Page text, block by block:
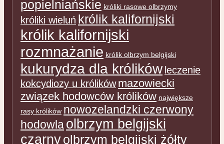
popielniańskie króliki rasowe olbrzymy
króliki wieluń królik kalifornijski
królik kalifornijski
rozmnażanie królik olbrzym belgijski
kukurydza dla królików leczenie
kokcydiozy u królików mazowiecki
związek hodowców królików największe
rasy królików nowozelandzki czerwony
hodowlaolbrzym belgijski
czarnyolbrzym belgijski żółty